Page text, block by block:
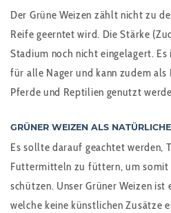
Der Grüne Weizen zählt nicht zu
Reife geerntet wird. Die Stärke
Stadium noch nicht eingelagert.
für alle Nager und kann zudem als
Pferde und Reptilien genutzt
GRÜNER WEIZEN ALS
Es sollte darauf geachtet werden,
Futtermitteln zu füttern, um somit
schützen. Unser Grüner Weizen
welche keine künstlichen Zusätze